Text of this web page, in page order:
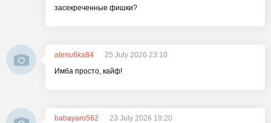
засекреченные фишки?
alenu6ka84
25 July 2026 23:10
Имба просто, кайф!
babayaro562
23 July 2026 18:20